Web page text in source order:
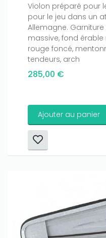
Violon préparé pour
pour le jeu dans un
Allemagne.
massive, fond érable
rouge foncé,
tendeurs, arch
285,00 €
Ajouter au panier